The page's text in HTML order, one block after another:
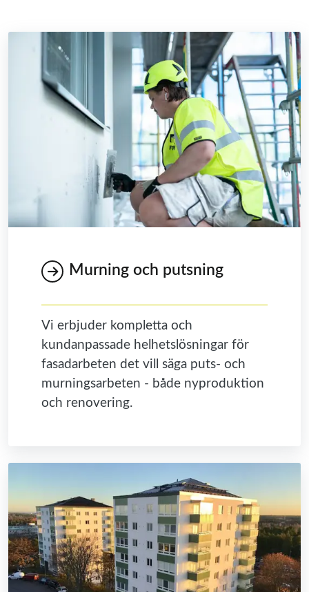
Murning och putsning
Vi erbjuder kompletta och
kundanpassade helhetslösningar för
fasadarbeten det vill säga puts- och
murningsarbeten - både nyproduktion
och renovering.